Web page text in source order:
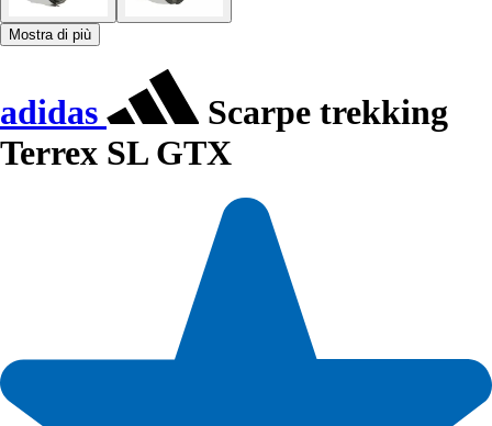
Mostra di più
adidas
Scarpe trekking
Terrex SL GTX